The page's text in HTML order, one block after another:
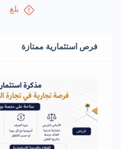
بلغ
فرص استثمارية ممتازة